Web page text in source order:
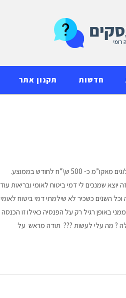
חדשות תקנון אתר
שלום. אני בן 66 יצאתי לפנסיה מוקדמת ומקבל פנסיה ממנורה מבטחים. במקביל אני מקבל תמלוגים מאקו”מ כ- 500 ש\”ח לחודש בממוצע.
שמנכים לי דמי ביטוח לאומי ובריאות עוד
שלא בהגדרה וכל השנים כשכיר לא שילמתי דמי ביטוח לאומי
באופן רגיל רק על הפנסיה כאילו זו הכנסה
? מה עלי לעשות ??? תודה מראש על